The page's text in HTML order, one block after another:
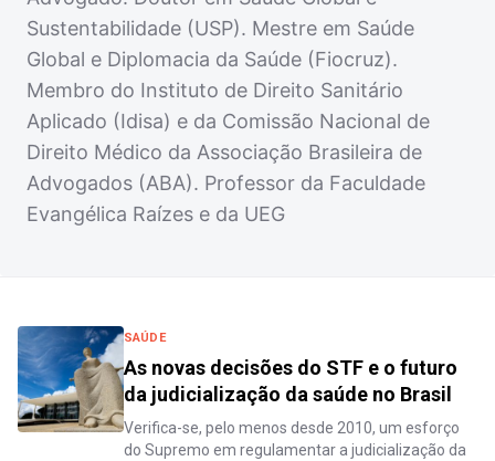
Sustentabilidade (USP). Mestre em Saúde
Global e Diplomacia da Saúde (Fiocruz).
Membro do Instituto de Direito Sanitário
Aplicado (Idisa) e da Comissão Nacional de
Direito Médico da Associação Brasileira de
Advogados (ABA). Professor da Faculdade
Evangélica Raízes e da UEG
SAÚDE
As novas decisões do STF e o futuro
da judicialização da saúde no Brasil
Verifica-se, pelo menos desde 2010, um esforço
do Supremo em regulamentar a judicialização da